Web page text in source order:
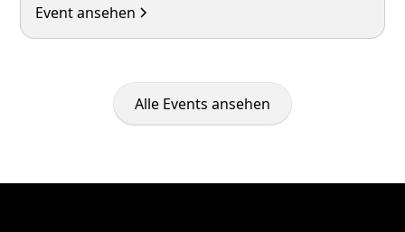
Event ansehen
Alle Events ansehen